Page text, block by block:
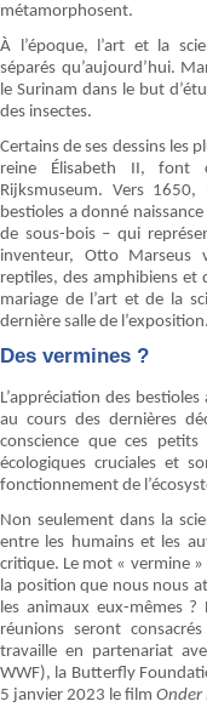
métamorphosent.
À l’époque, l’art et la
séparés qu’aujourd’hui.
le Surinam dans le but
des insectes.
Certains de ses dessins les
reine Élisabeth II, font
Rijksmuseum. Vers
bestioles a donné
de sous-bois – qui
inventeur, Otto Marseus
reptiles, des amphibiens et
mariage de l’art et de la
dernière salle de l’exposition.
Des vermines ?
L’appréciation des
au cours des dernières
conscience que ces
écologiques cruciales et
fonctionnement de
Non seulement dans la
entre les humains et les
critique. Le mot « vermine »
la position que nous nous
les animaux eux-mêmes ?
réunions seront
travaille en partenariat
WWF), la Butterfly
5 janvier 2023 le film Onder